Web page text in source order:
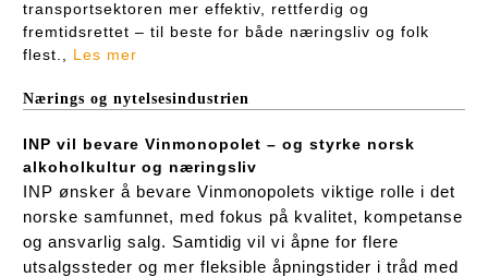
transportsektoren mer effektiv, rettferdig og
fremtidsrettet – til beste for både næringsliv og folk
flest., Les mer
Nærings og nytelsesindustrien
INP vil bevare Vinmonopolet – og styrke norsk
alkoholkultur og næringsliv
INP ønsker å bevare Vinmonopolets viktige rolle i det
norske samfunnet, med fokus på kvalitet, kompetanse
og ansvarlig salg. Samtidig vil vi åpne for flere
utsalgssteder og mer fleksible åpningstider i tråd med